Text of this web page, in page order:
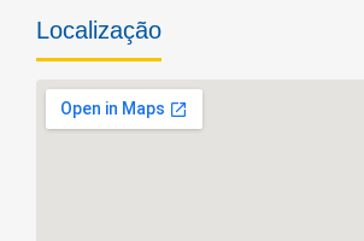
Localização